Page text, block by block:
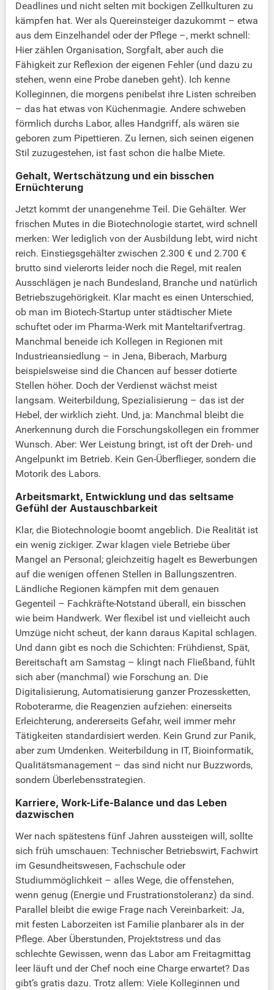
Deadlines und nicht selten mit bockigen Zellkulturen zu
kämpfen hat. Wer als Quereinsteiger dazukommt – etwa
aus dem Einzelhandel oder der Pflege –, merkt schnell:
Hier zählen Organisation, Sorgfalt, aber auch die
Fähigkeit zur Reflexion der eigenen Fehler (und dazu zu
stehen, wenn eine Probe daneben geht). Ich kenne
Kolleginnen, die morgens penibelst ihre Listen schreiben
– das hat etwas von Küchenmagie. Andere schweben
förmlich durchs Labor, alles Handgriff, als wären sie
geboren zum Pipettieren. Zu lernen, sich seinen eigenen
Stil zuzugestehen, ist fast schon die halbe Miete.
Gehalt, Wertschätzung und ein bisschen
Ernüchterung
Jetzt kommt der unangenehme Teil. Die Gehälter. Wer
frischen Mutes in die Biotechnologie startet, wird schnell
merken: Wer lediglich von der Ausbildung lebt, wird nicht
reich. Einstiegsgehälter zwischen 2.300 € und 2.700 €
brutto sind vielerorts leider noch die Regel, mit realen
Ausschlägen je nach Bundesland, Branche und natürlich
Betriebszugehörigkeit. Klar macht es einen Unterschied,
ob man im Biotech-Startup unter städtischer Miete
schuftet oder im Pharma-Werk mit Manteltarifvertrag.
Manchmal beneide ich Kollegen in Regionen mit
Industrieansiedlung – in Jena, Biberach, Marburg
beispielsweise sind die Chancen auf besser dotierte
Stellen höher. Doch der Verdienst wächst meist
langsam. Weiterbildung, Spezialisierung – das ist der
Hebel, der wirklich zieht. Und, ja: Manchmal bleibt die
Anerkennung durch die Forschungskollegen ein frommer
Wunsch. Aber: Wer Leistung bringt, ist oft der Dreh- und
Angelpunkt im Betrieb. Kein Gen-Überflieger, sondern die
Motorik des Labors.
Arbeitsmarkt, Entwicklung und das seltsame
Gefühl der Austauschbarkeit
Klar, die Biotechnologie boomt angeblich. Die Realität ist
ein wenig zickiger. Zwar klagen viele Betriebe über
Mangel an Personal; gleichzeitig hagelt es Bewerbungen
auf die wenigen offenen Stellen in Ballungszentren.
Ländliche Regionen kämpfen mit dem genauen
Gegenteil – Fachkräfte-Notstand überall, ein bisschen
wie beim Handwerk. Wer flexibel ist und vielleicht auch
Umzüge nicht scheut, der kann daraus Kapital schlagen.
Und dann gibt es noch die Schichten: Frühdienst, Spät,
Bereitschaft am Samstag – klingt nach Fließband, fühlt
sich aber (manchmal) wie Forschung an. Die
Digitalisierung, Automatisierung ganzer Prozessketten,
Roboterarme, die Reagenzien aufziehen: einerseits
Erleichterung, andererseits Gefahr, weil immer mehr
Tätigkeiten standardisiert werden. Kein Grund zur Panik,
aber zum Umdenken. Weiterbildung in IT, Bioinformatik,
Qualitätsmanagement – das sind nicht nur Buzzwords,
sondern Überlebensstrategien.
Karriere, Work-Life-Balance und das Leben
dazwischen
Wer nach spätestens fünf Jahren aussteigen will, sollte
sich früh umschauen: Technischer Betriebswirt, Fachwirt
im Gesundheitswesen, Fachschule oder
Studiummöglichkeit – alles Wege, die offenstehen,
wenn genug (Energie und Frustrationstoleranz) da sind.
Parallel bleibt die ewige Frage nach Vereinbarkeit: Ja,
mit festen Laborzeiten ist Familie planbarer als in der
Pflege. Aber Überstunden, Projektstress und das
schlechte Gewissen, wenn das Labor am Freitagmittag
leer läuft und der Chef noch eine Charge erwartet? Das
gibt’s gratis dazu. Trotz allem: Viele Kolleginnen und